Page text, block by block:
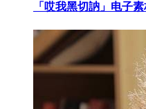
「哎我黑切訥」电子